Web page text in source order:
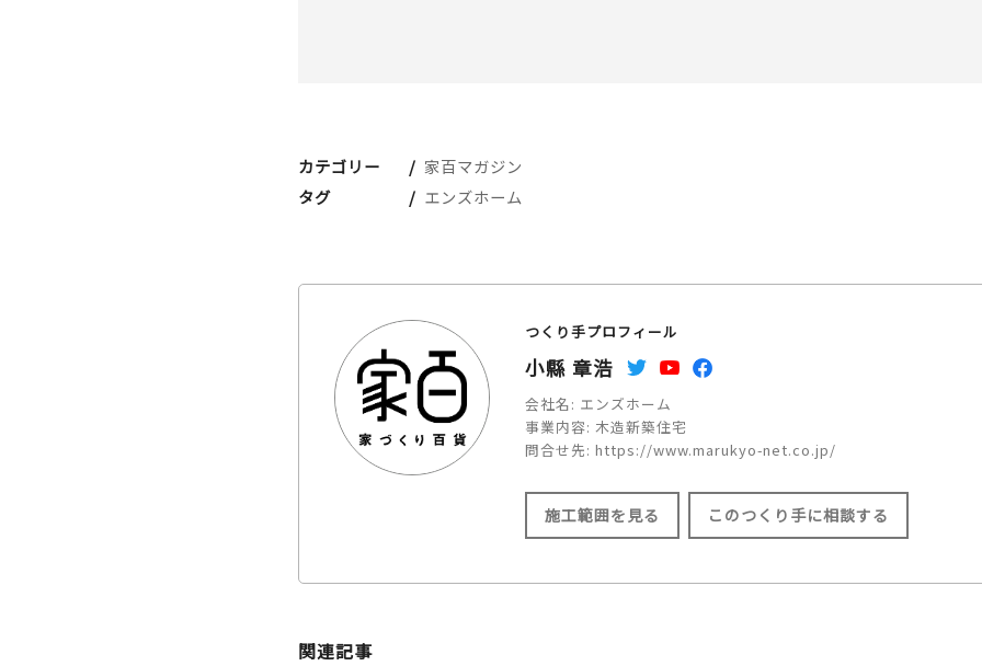
カテゴリー
家百マガジン
タグ
エンズホーム
つくり手プロフィール
小縣 章浩
会社名: エンズホーム
事業内容: 木造新築住宅
問合せ先: https://www.marukyo-net.co.jp/
施工範囲を見る このつくり手に相談する
関連記事